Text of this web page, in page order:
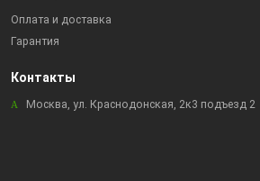
Оплата и доставка
Гарантия
Контакты
Москва, ул. Краснодонская, 2к3 подъезд 2